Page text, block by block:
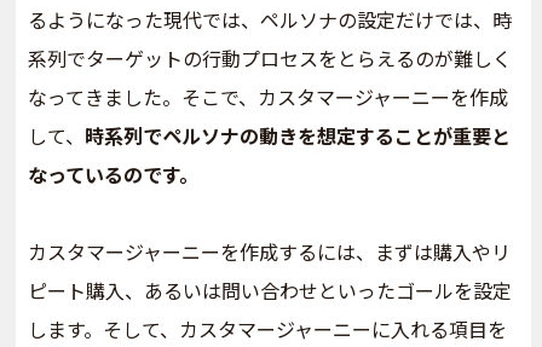
るようになった現代では、ペルソナの設定だけでは、時
系列でターゲットの行動プロセスをとらえるのが難しく
なってきました。そこで、カスタマージャーニーを作成
して、 時系列でペルソナの動きを想定することが重要と
なっているのです。
カスタマージャーニーを作成するには、まずは購入やリ
ピート購入、あるいは問い合わせといったゴールを設定
します。そして、カスタマージャーニーに入れる項目を